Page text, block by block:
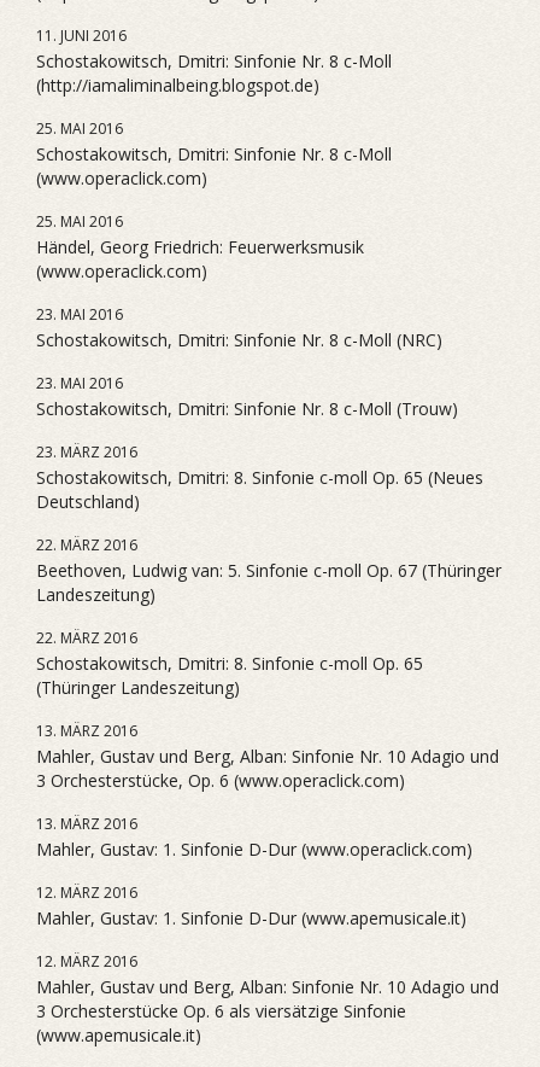
11. JUNI 2016
Schostakowitsch, Dmitri: Sinfonie Nr. 8 c-Moll
(http://iamaliminalbeing.blogspot.de)
25. MAI 2016
Schostakowitsch, Dmitri: Sinfonie Nr. 8 c-Moll
(www.operaclick.com)
25. MAI 2016
Händel, Georg Friedrich: Feuerwerksmusik
(www.operaclick.com)
23. MAI 2016
Schostakowitsch, Dmitri: Sinfonie Nr. 8 c-Moll (NRC)
23. MAI 2016
Schostakowitsch, Dmitri: Sinfonie Nr. 8 c-Moll (Trouw)
23. MÄRZ 2016
Schostakowitsch, Dmitri: 8. Sinfonie c-moll Op. 65 (Neues
Deutschland)
22. MÄRZ 2016
Beethoven, Ludwig van: 5. Sinfonie c-moll Op. 67 (Thüringer
Landeszeitung)
22. MÄRZ 2016
Schostakowitsch, Dmitri: 8. Sinfonie c-moll Op. 65
(Thüringer Landeszeitung)
13. MÄRZ 2016
Mahler, Gustav und Berg, Alban: Sinfonie Nr. 10 Adagio und
3 Orchesterstücke, Op. 6 (www.operaclick.com)
13. MÄRZ 2016
Mahler, Gustav: 1. Sinfonie D-Dur (www.operaclick.com)
12. MÄRZ 2016
Mahler, Gustav: 1. Sinfonie D-Dur (www.apemusicale.it)
12. MÄRZ 2016
Mahler, Gustav und Berg, Alban: Sinfonie Nr. 10 Adagio und
3 Orchesterstücke Op. 6 als viersätzige Sinfonie
(www.apemusicale.it)